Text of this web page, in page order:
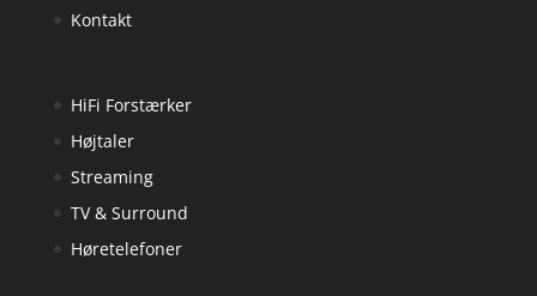
Kontakt
HiFi Forstærker
Højtaler
Streaming
TV & Surround
Høretelefoner